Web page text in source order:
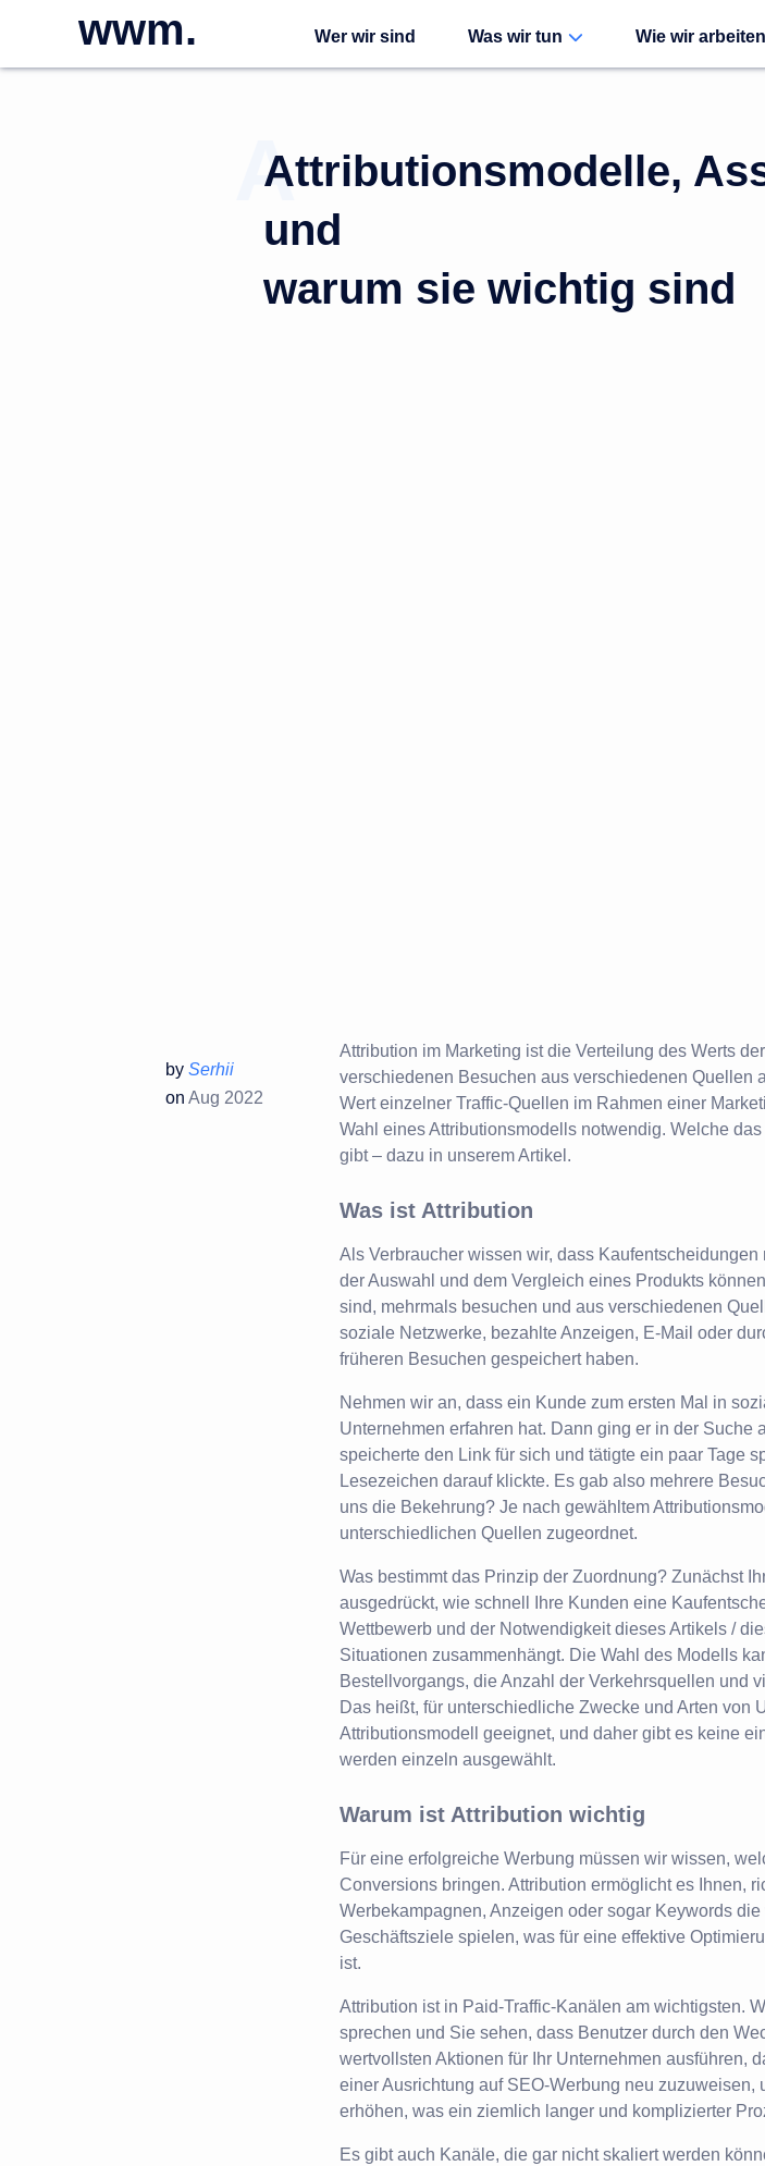
wwm. Wer wir sind Was wir tun Wie wir arbeiten
Attributionsmodelle,
und
warum sie wichtig sind
by Serhii
on Aug 2022
Attribution im Marketing ist die Verteilung des Werts
verschiedenen Besuchen aus verschiedenen Quellen
Wert einzelner Traffic-Quellen im Rahmen einer
Wahl eines Attributionsmodells notwendig. Welche
gibt – dazu in unserem Artikel.
Was ist Attribution
Als Verbraucher wissen wir, dass
der Auswahl und dem Vergleich eines Produkts
sind, mehrmals besuchen und aus verschiedenen
soziale Netzwerke, bezahlte Anzeigen, E-Mail oder
früheren Besuchen gespeichert haben.
Nehmen wir an, dass ein Kunde zum ersten Mal in
Unternehmen erfahren hat. Dann ging er in der Suche
speicherte den Link für sich und tätigte ein paar Tage
Lesezeichen darauf klickte. Es gab also mehrere
uns die Bekehrung? Je nach gewähltem
unterschiedlichen Quellen zugeordnet.
Was bestimmt das Prinzip der Zuordnung? Zunächst
ausgedrückt, wie schnell Ihre Kunden eine
Wettbewerb und der Notwendigkeit dieses Artikels /
Situationen zusammenhängt. Die Wahl des Modells
Bestellvorgangs, die Anzahl der Verkehrsquellen und
Das heißt, für unterschiedliche Zwecke und Arten von
Attributionsmodell geeignet, und daher gibt es keine
werden einzeln ausgewählt.
Warum ist Attribution wichtig
Für eine erfolgreiche Werbung müssen wir wissen,
Conversions bringen. Attribution ermöglicht es Ihnen,
Werbekampagnen, Anzeigen oder sogar Keywords
Geschäftsziele spielen, was für eine effektive
ist.
Attribution ist in Paid-Traffic-Kanälen am wichtigsten.
sprechen und Sie sehen, dass Benutzer durch den
wertvollsten Aktionen für Ihr Unternehmen ausführen,
einer Ausrichtung auf SEO-Werbung neu zuzuweisen,
erhöhen, was ein ziemlich langer und komplizierter
Es gibt auch Kanäle, die gar nicht skaliert werden